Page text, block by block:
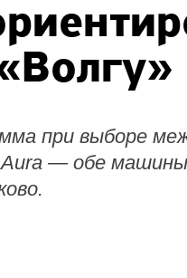
при выборе
Aura — обе